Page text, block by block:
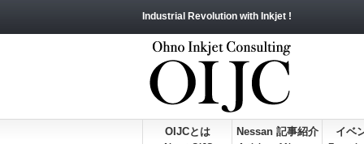
Industrial Revolution with Inkjet !
OIJCとは Nessan 記事紹介 イベ